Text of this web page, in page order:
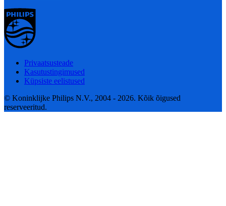
Privaatsusteade
Kasutustingimused
Küpsiste eelistused
© Koninklijke Philips N.V., 2004 - 2026. Kõik õigused
reserveeritud.